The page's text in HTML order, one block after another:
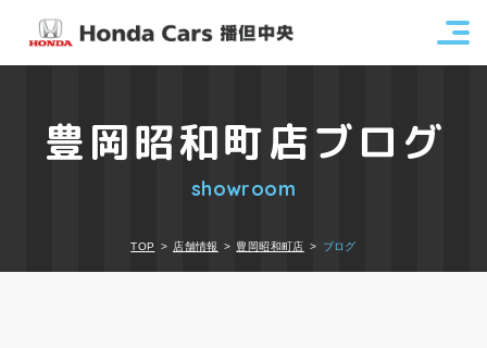
豊岡昭和町店ブログ
showroom
TOP 店舗情報 豊岡昭和町店 ブログ